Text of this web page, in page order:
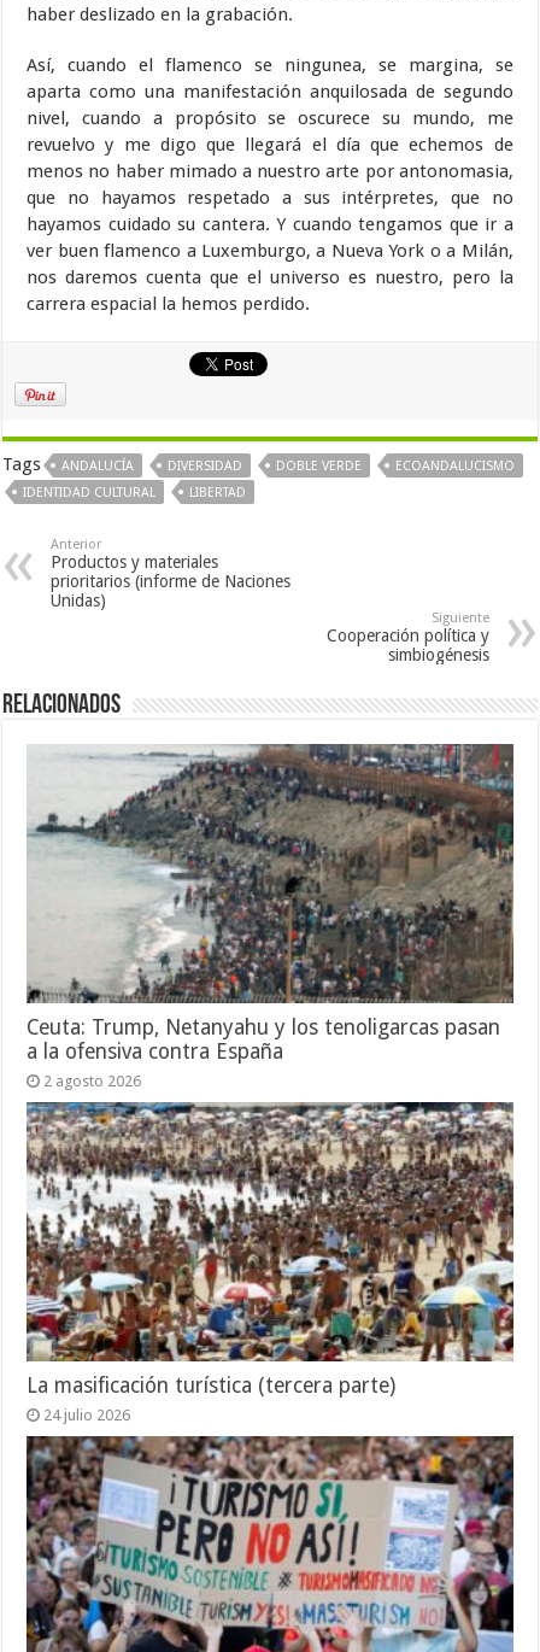
haber deslizado en la grabación.
Así, cuando el flamenco se ningunea, se margina, se
aparta como una manifestación anquilosada de segundo
nivel, cuando a propósito se oscurece su mundo, me
revuelvo y me digo que llegará el día que echemos de
menos no haber mimado a nuestro arte por antonomasia,
que no hayamos respetado a sus intérpretes, que no
hayamos cuidado su cantera. Y cuando tengamos que ir a
ver buen flamenco a Luxemburgo, a Nueva York o a Milán,
nos daremos cuenta que el universo es nuestro, pero la
carrera espacial la hemos perdido.
Tags ANDALUCÍA DIVERSIDAD DOBLE VERDE
ECOANDALUCISMO
IDENTIDAD CULTURAL
LIBERTAD
Anterior
Productos y materiales
prioritarios (informe de Naciones
Unidas)
Siguiente
Cooperación política y
simbiogénesis
Relacionados
Ceuta: Trump, Netanyahu y los tenoligarcas pasan
a la ofensiva contra España
2 agosto 2026
La masificación turística (tercera parte)
24 julio 2026